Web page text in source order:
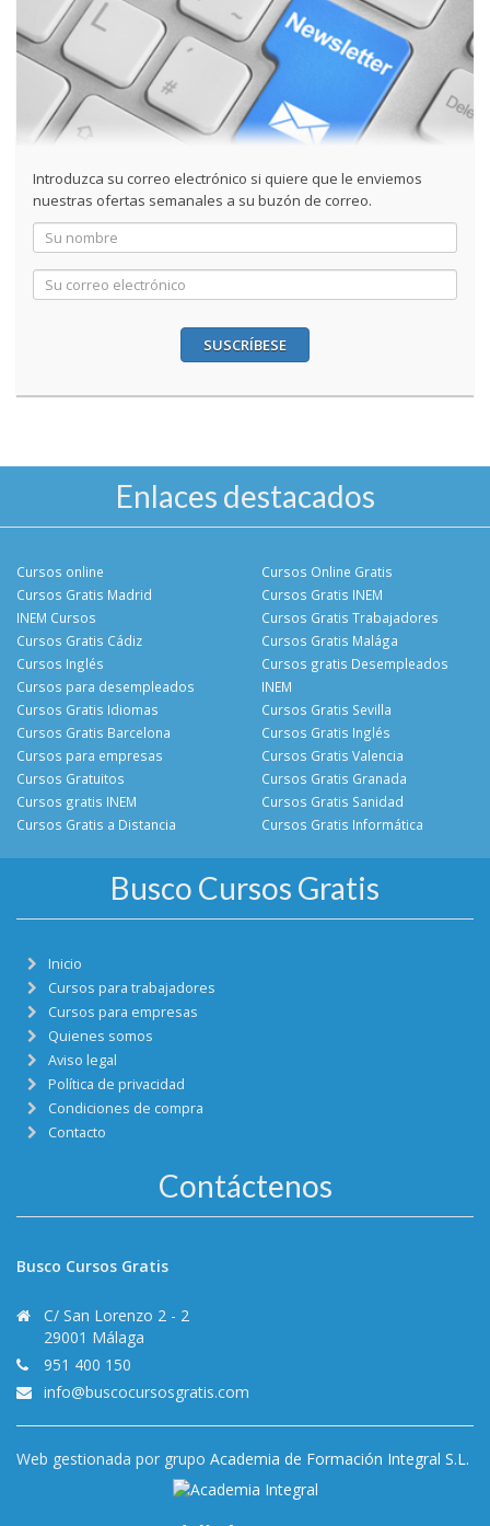
Introduzca su correo electrónico si quiere que le enviemos
nuestras ofertas semanales a su buzón de correo.
SUSCRÍBESE
Enlaces destacados
Cursos online
Cursos Gratis Madrid
INEM Cursos
Cursos Gratis Cádiz
Cursos Online Gratis
Cursos Gratis INEM
Cursos Gratis Trabajadores
Cursos Gratis Malága
Cursos Inglés
Cursos para desempleados
Cursos Gratis Idiomas
Cursos Gratis Barcelona
Cursos gratis Desempleados
INEM
Cursos Gratis Sevilla
Cursos Gratis Inglés
Cursos para empresas
Cursos Gratuitos
Cursos gratis INEM
Cursos Gratis a Distancia
Cursos Gratis Valencia
Cursos Gratis Granada
Cursos Gratis Sanidad
Cursos Gratis Informática
Busco Cursos Gratis
Inicio
Cursos para trabajadores
Cursos para empresas
Quienes somos
Aviso legal
Política de privacidad
Condiciones de compra
Contacto
Contáctenos
Busco Cursos Gratis
C/ San Lorenzo 2 - 2
29001 Málaga
951 400 150
info@buscocursosgratis.com
Web gestionada por grupo Academia de Formación Integral S.L.